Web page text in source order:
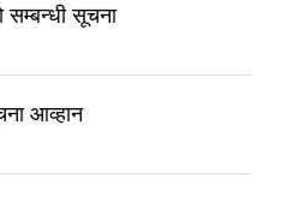
सम्बन्धी सूचना
आव्हान